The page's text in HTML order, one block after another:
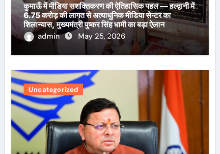
कुमाऊँ में मीडिया सशक्तिकरण की ऐतिहासिक पहल — हल्द्वानी में
6.75 करोड़ की लागत से अत्याधुनिक मीडिया सेन्टर का
शिलान्यास, मुख्यमंत्री पुष्कर सिंह धामी का बड़ा ऐलान
admin
May 25, 2026
Uncategorized